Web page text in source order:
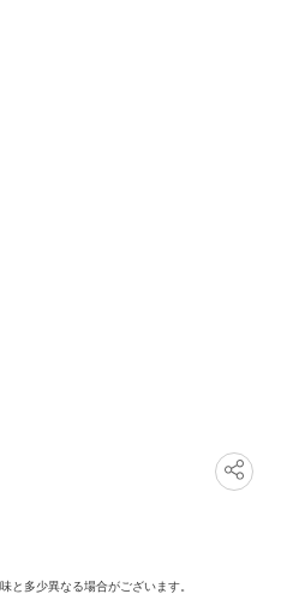
と多少異なる場合がございます。